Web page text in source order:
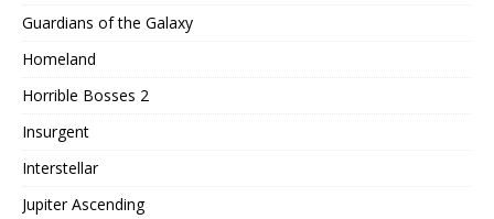
Guardians of the Galaxy
Homeland
Horrible Bosses 2
Insurgent
Interstellar
Jupiter Ascending